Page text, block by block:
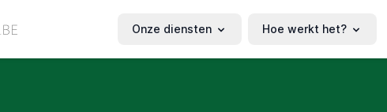
Onze diensten Hoe werkt het?